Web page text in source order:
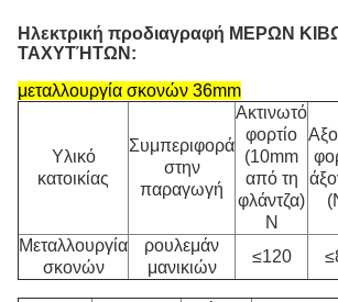
Ηλεκτρική προδιαγραφή ΜΕΡΩΝ
ΤΑΧΥΤΉΤΩΝ:
μεταλλουργία σκονών 36mm
Υλικό
κατοικίας
Συμπεριφορά
στην
παραγωγή
Ακτινωτό
φορτίο
(10mm
από τη
φλάντζα)
Ν
Μεταλλουργία
σκονών
ρουλεμάν
μανικιών
≤120